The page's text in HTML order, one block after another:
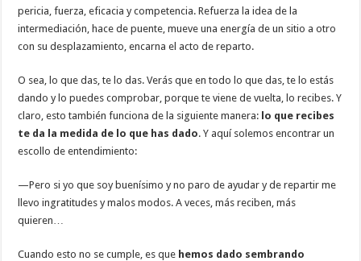
pericia, fuerza, eficacia y competencia. Refuerza la idea de la
intermediación, hace de puente, mueve una energía de un sitio a otro
con su desplazamiento, encarna el acto de reparto.
O sea, lo que das, te lo das. Verás que en todo lo que das, te lo estás
dando y lo puedes comprobar, porque te viene de vuelta, lo recibes. Y
claro, esto también funciona de la siguiente manera: lo que recibes
te da la medida de lo que has dado. Y aquí solemos encontrar un
escollo de entendimiento:
—Pero si yo que soy buenísimo y no paro de ayudar y de repartir me
llevo ingratitudes y malos modos. A veces, más reciben, más
quieren…
Cuando esto no se cumple, es que hemos dado sembrando